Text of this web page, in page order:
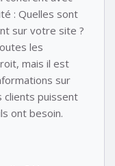
: Quelles sont
sur votre site ?
les
mais il est
sur
clients puissent
ont besoin.